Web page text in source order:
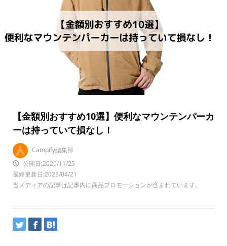
【金額別おすすめ10選】便利なマウンテンパーカ
ーは持っていて損なし！
Campify編集部
公開日:2020/11/25
最終更新日:2023/04/21
当メディアの記事は記事内に商品プロモーションが含まれています。